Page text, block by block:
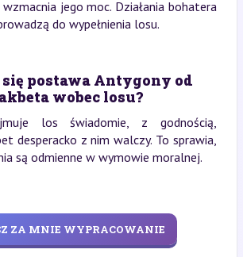
jego moc. Działania bohatera
do wypełnienia losu.
postawa Antygony od
wobec losu?
los świadomie, z godnością,
desperacko z nim walczy. To sprawia,
są odmienne w wymowie moralnej.
ZA MNIE WYPRACOWANIE